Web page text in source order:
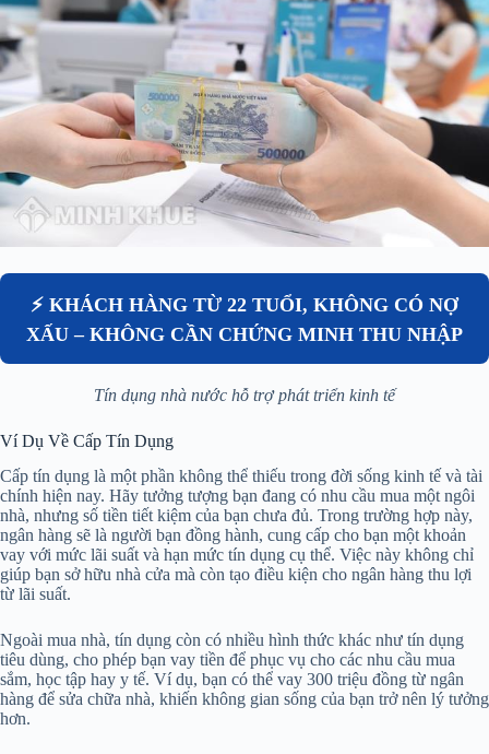
⚡ KHÁCH HÀNG TỪ 22 TUỔI, KHÔNG CÓ NỢ
XẤU – KHÔNG CẦN CHỨNG MINH THU NHẬP
Tín dụng nhà nước hỗ trợ phát triển kinh tế
Ví Dụ Về Cấp Tín Dụng
Cấp tín dụng là một phần không thể thiếu trong đời sống kinh tế và tài
chính hiện nay. Hãy tưởng tượng bạn đang có nhu cầu mua một ngôi
nhà, nhưng số tiền tiết kiệm của bạn chưa đủ. Trong trường hợp này,
ngân hàng sẽ là người bạn đồng hành, cung cấp cho bạn một khoản
vay với mức lãi suất và hạn mức tín dụng cụ thể. Việc này không chỉ
giúp bạn sở hữu nhà cửa mà còn tạo điều kiện cho ngân hàng thu lợi
từ lãi suất.
Ngoài mua nhà, tín dụng còn có nhiều hình thức khác như tín dụng
tiêu dùng, cho phép bạn vay tiền để phục vụ cho các nhu cầu mua
sắm, học tập hay y tế. Ví dụ, bạn có thể vay 300 triệu đồng từ ngân
hàng để sửa chữa nhà, khiến không gian sống của bạn trở nên lý tưởng
hơn.